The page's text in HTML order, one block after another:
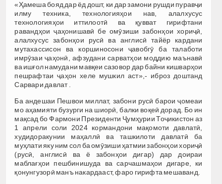
«Ҳамеша бояд дар ёд дошт, ки дар замони рушди пуравҷи
илму техника, технологияҳои нав, алалхусус
технологияҳои иттилоотӣ ва қувват гирифтани
равандҳои ҷаҳонишавӣ бе омӯзиши забонҳои хориҷӣ,
алалхусус забонҳои русӣ ва англисӣ тайёр кардани
мутахассисон ва коршиносони ҷавобгӯ ба талаботи
имрӯзаи ҷаҳонӣ, афзудани сарватҳои моддию маънавӣ
ва ишғол намудани мавқеи сазовор дар байни кишварҳои
пешрафтаи ҷаҳон хеле мушкил аст»,- иброз доштанд
Сарвари давлат .
Ба андешаи Пешвои миллат, забони русӣ барои ҷомеаи
мо аҳамияти бузурги на шиорӣ, балки воқеӣ дорад. Бо ин
мақсад бо Фармони Президенти Ҷумҳурии Тоҷикистон аз
1 апрели соли 2024 кормандони мақомоти давлатӣ,
худидоракунии маҳаллӣ ва ташкилоти давлатӣ ба
муҳлати яку ним сол ба омӯзиши ҳатмии забонҳои хориҷӣ
(русӣ, англисӣ ва ё забонҳои дигар) дар доираи
маблағҳои пешбинишуда ва сарчашмаҳои дигаре, ки
қонунгузорӣ манъ накардааст, фаро гирифта мешаванд.